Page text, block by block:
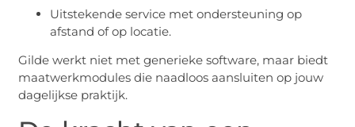
Uitstekende service met ondersteuning op
afstand of op locatie.
Gilde werkt niet met generieke software, maar biedt
maatwerkmodules die naadloos aansluiten op jouw
dagelijkse praktijk.